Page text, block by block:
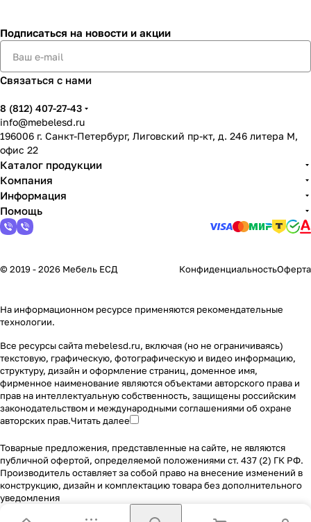
Подписаться на новости и акции
Связаться с нами
8 (812) 407-27-43
info@mebelesd.ru
196006 г. Санкт-Петербург, Лиговский пр-кт, д. 246 литера М,
офис 22
Каталог продукции
Компания
Информация
Помощь
© 2019 - 2026 Мебель ЕСД КонфиденциальностьОферта
На информационном ресурсе применяются рекомендательные
технологии.
Все ресурсы сайта mebelesd.ru, включая (но не ограничиваясь)
текстовую, графическую, фотографическую и видео информацию,
структуру, дизайн и оформление страниц, доменное имя,
фирменное наименование являются объектами авторского права и
прав на интеллектуальную собственность, защищены российским
законодательством и международными соглашениями об охране
авторских прав.Читать далее
Товарные предложения, представленные на сайте, не являются
публичной офертой, определяемой положениями ст. 437 (2) ГК РФ.
Производитель оставляет за собой право на внесение изменений в
конструкцию, дизайн и комплектацию товара без дополнительного
уведомления